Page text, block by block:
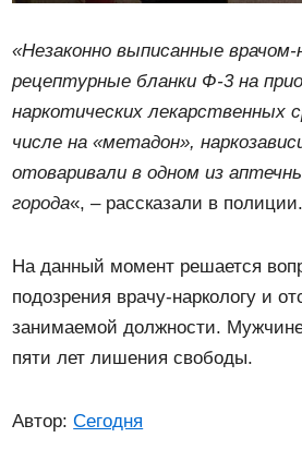
«Незаконно выписанные врачом-
рецептурные бланки Ф-3 на
наркотических лекарственных
числе на «метадон»,
отоваривали в одном из
города«, – рассказали в полиции.
На данный момент решается
подозрения врачу-наркологу и
занимаемой должности.
пяти лет лишения свободы.
Автор:Сегодня